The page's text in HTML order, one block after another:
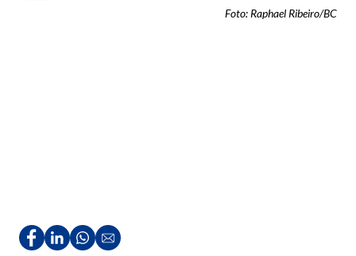
Foto: Raphael Ribeiro/BC